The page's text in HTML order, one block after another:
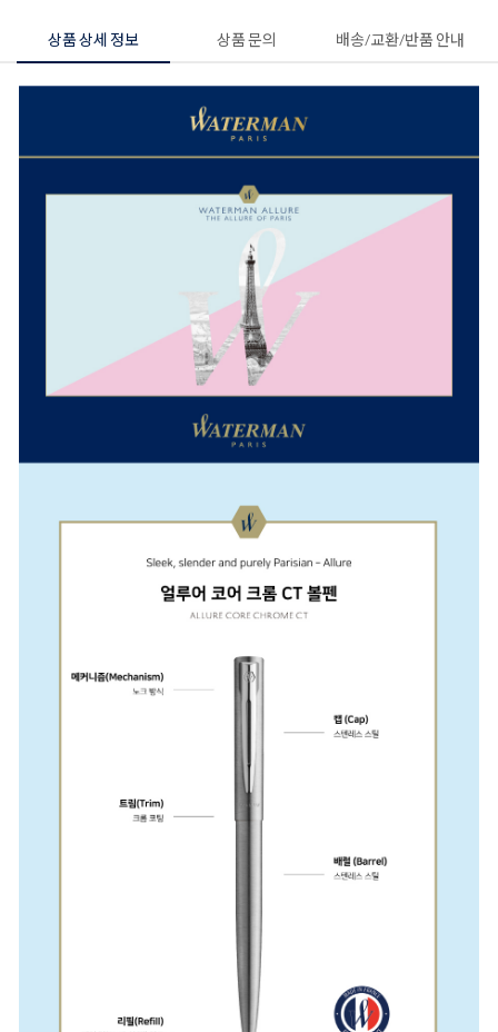
상품 상세 정보 상품 문의 배송/교환/반품 안내